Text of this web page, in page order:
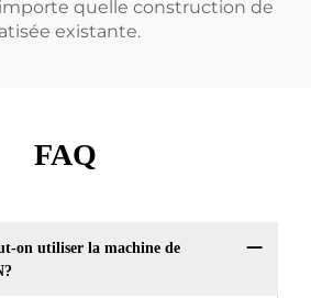
quelle construction de
existante.
FAQ
on utiliser la machine de